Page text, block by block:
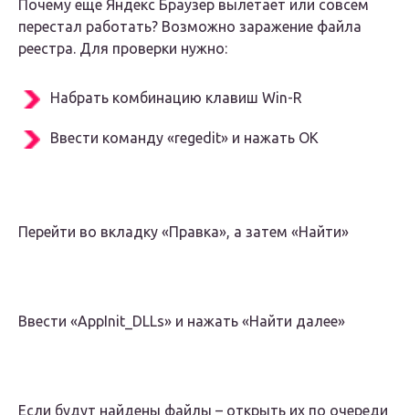
Почему еще Яндекс Браузер вылетает или совсем
перестал работать? Возможно заражение файла
реестра. Для проверки нужно:
Набрать комбинацию клавиш Win-R
Ввести команду «regedit» и нажать ОК
Перейти во вкладку «Правка», а затем «Найти»
Ввести «AppInit_DLLs» и нажать «Найти далее»
Если будут найдены файлы – открыть их по очереди